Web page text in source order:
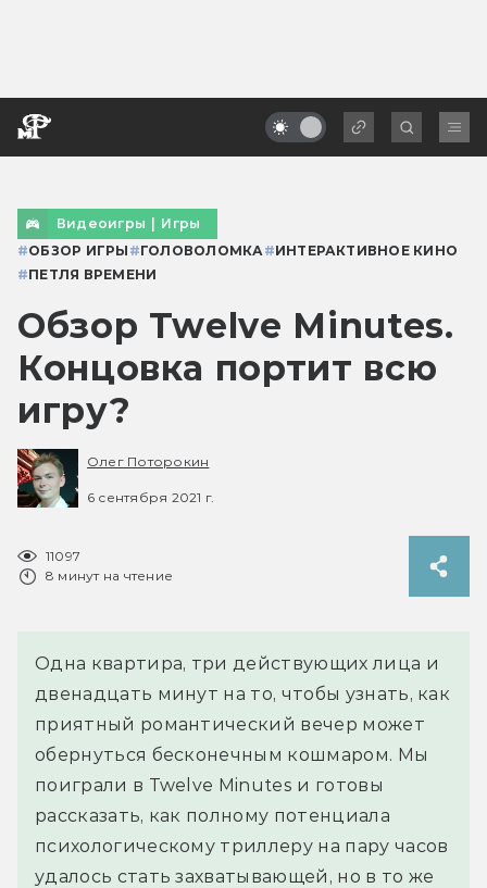
Видеоигры | Игры
#ОБЗОР ИГРЫ #ГОЛОВОЛОМКА #ИНТЕРАКТИВНОЕ КИНО
#ПЕТЛЯ ВРЕМЕНИ
Обзор Twelve Minutes.
Концовка портит всю
игру?
Олег Поторокин
6 сентября 2021 г.
11097
8 минут на чтение
Одна квартира, три действующих лица и
двенадцать минут на то, чтобы узнать, как
приятный романтический вечер может
обернуться бесконечным кошмаром. Мы
поиграли в Twelve Minutes и готовы
рассказать, как полному потенциала
психологическому триллеру на пару часов
удалось стать захватывающей, но в то же